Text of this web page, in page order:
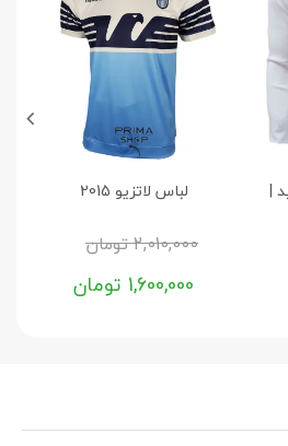
|
لباس لاتزیو 2015
2,010,000تومان
1,600,000 تومان